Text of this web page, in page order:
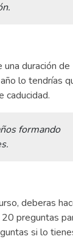
duración
lo tendrías
caducidad.
formando
deberas
preguntas
si lo